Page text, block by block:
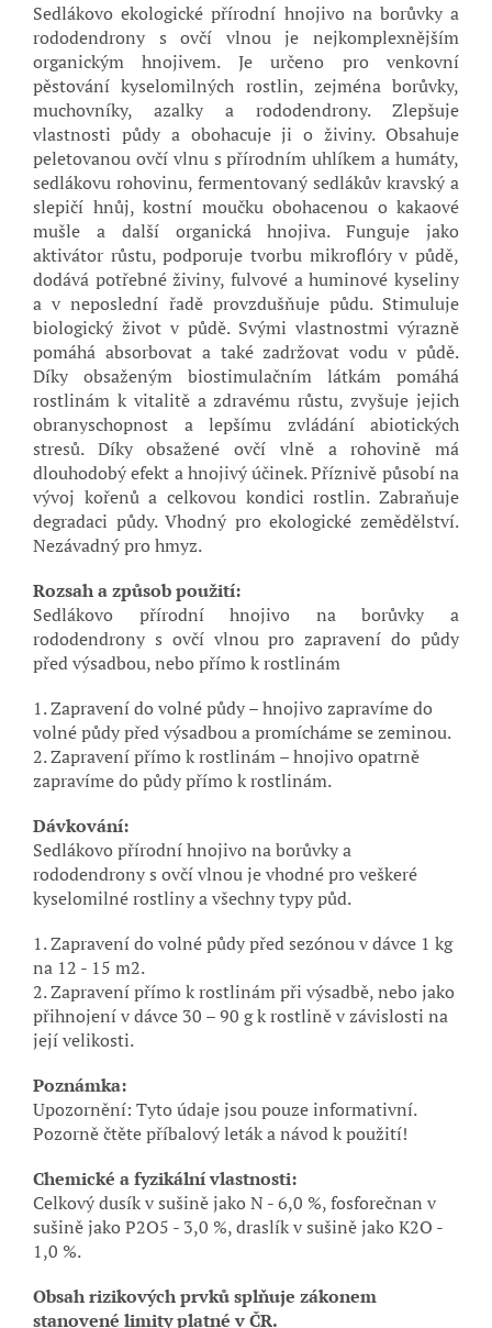
Sedlákovo ekologické přírodní hnojivo na borůvky a
rododendrony s ovčí vlnou je nejkomplexnějším
organickým hnojivem. Je určeno pro venkovní
pěstování kyselomilných rostlin, zejména borůvky,
muchovníky, azalky a rododendrony. Zlepšuje
vlastnosti půdy a obohacuje ji o živiny. Obsahuje
peletovanou ovčí vlnu s přírodním uhlíkem a humáty,
sedlákovu rohovinu, fermentovaný sedlákův kravský a
slepičí hnůj, kostní moučku obohacenou o kakaové
mušle a další organická hnojiva. Funguje jako
aktivátor růstu, podporuje tvorbu mikroflóry v půdě,
dodává potřebné živiny, fulvové a huminové kyseliny
a v neposlední řadě provzdušňuje půdu. Stimuluje
biologický život v půdě. Svými vlastnostmi výrazně
pomáhá absorbovat a také zadržovat vodu v půdě.
Díky obsaženým biostimulačním látkám pomáhá
rostlinám k vitalitě a zdravému růstu, zvyšuje jejich
obranyschopnost a lepšímu zvládání abiotických
stresů. Díky obsažené ovčí vlně a rohovině má
dlouhodobý efekt a hnojivý účinek. Příznivě působí na
vývoj kořenů a celkovou kondici rostlin. Zabraňuje
degradaci půdy. Vhodný pro ekologické zemědělství.
Nezávadný pro hmyz.
Rozsah a způsob použití:
Sedlákovo přírodní hnojivo na borůvky a
rododendrony s ovčí vlnou pro zapravení do půdy
před výsadbou, nebo přímo k rostlinám
1. Zapravení do volné půdy – hnojivo zapravíme do
volné půdy před výsadbou a promícháme se zeminou.
2. Zapravení přímo k rostlinám – hnojivo opatrně
zapravíme do půdy přímo k rostlinám.
Dávkování:
Sedlákovo přírodní hnojivo na borůvky a
rododendrony s ovčí vlnou je vhodné pro veškeré
kyselomilné rostliny a všechny typy půd.
1. Zapravení do volné půdy před sezónou v dávce 1 kg
na 12 - 15 m2.
2. Zapravení přímo k rostlinám při výsadbě, nebo jako
přihnojení v dávce 30 – 90 g k rostlině v závislosti na
její velikosti.
Poznámka:
Upozornění: Tyto údaje jsou pouze informativní.
Pozorně čtěte příbalový leták a návod k použití!
Chemické a fyzikální vlastnosti:
Celkový dusík v sušině jako N - 6,0 %, fosforečnan v
sušině jako P2O5 - 3,0 %, draslík v sušině jako K2O -
1,0 %.
Obsah rizikových prvků splňuje zákonem
stanovené limity platné v ČR.